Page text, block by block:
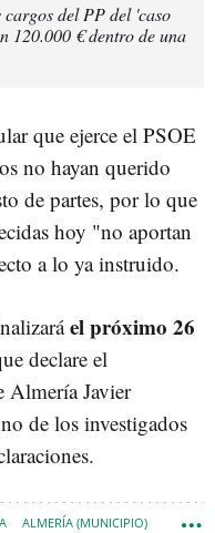
del PP del 'caso
120.000 € dentro de una
que ejerce el PSOE
no hayan querido
de partes, por lo que
hoy "no aportan
a lo ya instruido.
el próximo 26
declare el
Almería Javier
de los investigados
ALMERÍA (MUNICIPIO)